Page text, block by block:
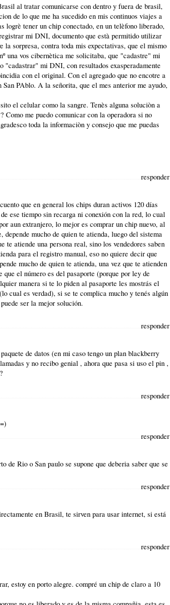
al tratar comunicarse con dentro y fuera de brasil,
de lo que me ha sucedido en mis continuos viajes a
logrè tener un chip conectado, en un telèfono liberado,
mi DNI, documento que està permitido utilizar
sorpresa, contra toda mis expectativas, que el mismo
una vos cibernètica me solicitaba, que "cadastre" mi
"cadastrar" mi DNI, con resultados exasperadamente
con el original. Con el agregado que no encotre a
PAblo. A la señorita, que el mes anterior me ayudo,
el celular como la sangre. Tenès alguna soluciòn a
Como me puedo comunicar con la operadora si no
toda la informaciòn y consejo que me puedas
responder
que en general los chips duran activos 120 días
ese tiempo sin recarga ni conexión con la red, lo cual
aun extranjero, lo mejor es comprar un chip nuevo, al
mucho de quien te atienda, luego del sistema
te atiende una persona real, sino los vendedores saben
para el registro manual, eso no quiere decir que
mucho de quien te atienda, una vez que te atienden
el número es del pasaporte (porque por ley de
manera si te lo piden al pasaporte les mostrás el
cual es verdad), si se te complica mucho y tenés algún
ser la mejor solución.
responder
de datos (en mi caso tengo un plan blackberry
y no recibo genial , ahora que pasa si uso el pin ,
responder
responder
de Rio o San paulo se supone que deberia saber que se
responder
en Brasil, te sirven para usar internet, si está
responder
estoy en porto alegre. compré un chip de claro a 10